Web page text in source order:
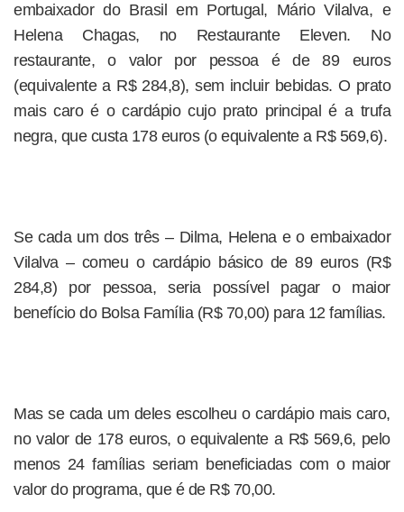
embaixador do Brasil em Portugal, Mário Vilalva, e
Helena Chagas, no Restaurante Eleven. No
restaurante, o valor por pessoa é de 89 euros
(equivalente a R$ 284,8), sem incluir bebidas. O prato
mais caro é o cardápio cujo prato principal é a trufa
negra, que custa 178 euros (o equivalente a R$ 569,6).
Se cada um dos três – Dilma, Helena e o embaixador
Vilalva – comeu o cardápio básico de 89 euros (R$
284,8) por pessoa, seria possível pagar o maior
benefício do Bolsa Família (R$ 70,00) para 12 famílias.
Mas se cada um deles escolheu o cardápio mais caro,
no valor de 178 euros, o equivalente a R$ 569,6, pelo
menos 24 famílias seriam beneficiadas com o maior
valor do programa, que é de R$ 70,00.